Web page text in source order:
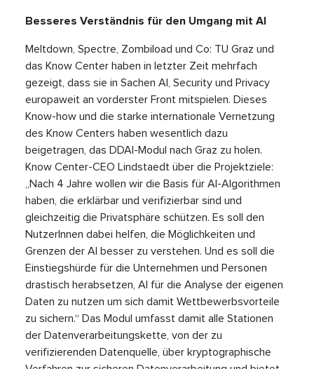
Besseres Verständnis für den Umgang mit AI
Meltdown, Spectre, Zombiload und Co: TU Graz und
das Know Center haben in letzter Zeit mehrfach
gezeigt, dass sie in Sachen AI, Security und Privacy
europaweit an vorderster Front mitspielen. Dieses
Know-how und die starke internationale Vernetzung
des Know Centers haben wesentlich dazu
beigetragen, das DDAI-Modul nach Graz zu holen.
Know Center-CEO Lindstaedt über die Projektziele:
„Nach 4 Jahre wollen wir die Basis für AI-Algorithmen
haben, die erklärbar und verifizierbar sind und
gleichzeitig die Privatsphäre schützen. Es soll den
NutzerInnen dabei helfen, die Möglichkeiten und
Grenzen der AI besser zu verstehen. Und es soll die
Einstiegshürde für die Unternehmen und Personen
drastisch herabsetzen, AI für die Analyse der eigenen
Daten zu nutzen um sich damit Wettbewerbsvorteile
zu sichern.“ Das Modul umfasst damit alle Stationen
der Datenverarbeitungskette, von der zu
verifizierenden Datenquelle, über kryptographische